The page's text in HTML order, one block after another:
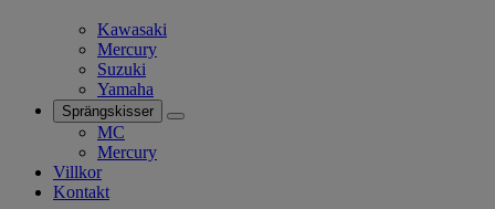
Kawasaki
Mercury
Suzuki
Yamaha
Sprängskisser
MC
Mercury
Villkor
Kontakt